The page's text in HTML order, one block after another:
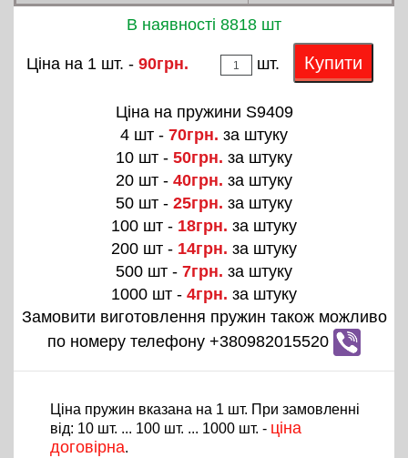
В наявності 8818 шт
Ціна на 1 шт. - 90грн. шт. Купити
Ціна на пружини S9409
4 шт - 70грн. за штуку
10 шт - 50грн. за штуку
20 шт - 40грн. за штуку
50 шт - 25грн. за штуку
100 шт - 18грн. за штуку
200 шт - 14грн. за штуку
500 шт - 7грн. за штуку
1000 шт - 4грн. за штуку
Замовити виготовлення пружин також можливо
по номеру телефону +380982015520
Ціна пружин вказана на 1 шт. При замовленні
від: 10 шт. ... 100 шт. ... 1000 шт. - ціна
договірна.